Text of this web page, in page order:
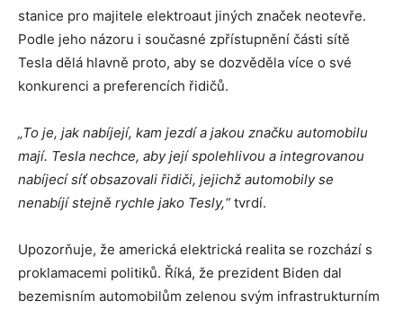
stanice pro majitele elektroaut jiných značek neotevře.
Podle jeho názoru i současné zpřístupnění části sítě
Tesla dělá hlavně proto, aby se dozvěděla více o své
konkurenci a preferencích řidičů.
„To je, jak nabíjejí, kam jezdí a jakou značku automobilu
mají. Tesla nechce, aby její spolehlivou a integrovanou
nabíjecí síť obsazovali řidiči, jejichž automobily se
nenabíjí stejně rychle jako Tesly,“tvrdí.
Upozorňuje, že americká elektrická realita se rozchází s
proklamacemi politiků. Říká, že prezident Biden dal
bezemisním automobilům zelenou svým infrastrukturním